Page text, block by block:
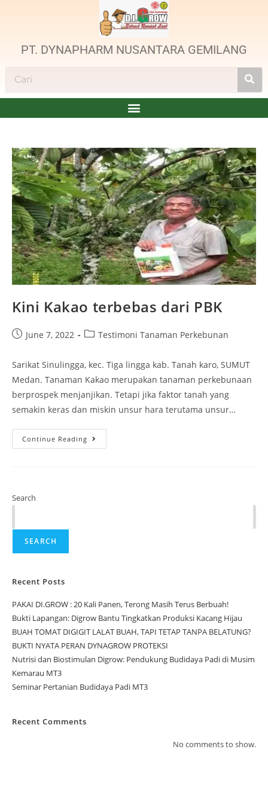
PT. DYNAPHARM NUSANTARA GEMILANG
Kini Kakao terbebas dari PBK
June 7, 2022 Testimoni Tanaman Perkebunan
Sarikat Sinulingga, kec. Tiga lingga kab. Tanah karo, SUMUT
Medan. Tanaman Kakao merupakan tanaman perkebunaan
berprospek menjanjikan. Tetapi jika faktor tanah yang
semakin keras dan miskin unsur hara terutama unsur…
Continue Reading
Search
SEARCH
Recent Posts
PAKAI DI.GROW : 20 Kali Panen, Terong Masih Terus Berbuah!
Bukti Lapangan: Digrow Bantu Tingkatkan Produksi Kacang Hijau
BUAH TOMAT DIGIGIT LALAT BUAH, TAPI TETAP TANPA BELATUNG?
BUKTI NYATA PERAN DYNAGROW PROTEKSI
Nutrisi dan Biostimulan Digrow: Pendukung Budidaya Padi di Musim
Kemarau MT3
Seminar Pertanian Budidaya Padi MT3
Recent Comments
No comments to show.